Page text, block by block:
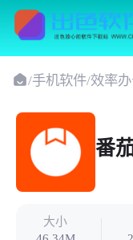
/手机软件/效率
番
大小